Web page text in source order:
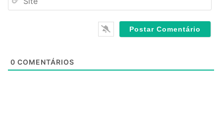
*t
0 COMENTÁRIOS